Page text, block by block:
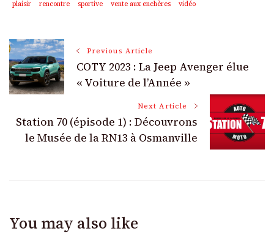
plaisir
rencontre sportive vente aux enchères vidéo
Post
Navigation
Previous Article
COTY 2023 : La Jeep Avenger élue
« Voiture de l’Année »
Next Article
Station 70 (épisode 1) : Découvrons
le Musée de la RN13 à Osmanville
You may also like